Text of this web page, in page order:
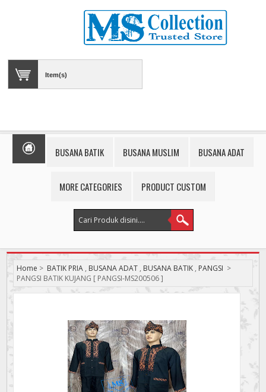
Item(s)
BUSANA BATIK BUSANA MUSLIM BUSANA ADAT
MORE CATEGORIES PRODUCT CUSTOM
Home > BATIK PRIA , BUSANA ADAT , BUSANA BATIK , PANGSI >
PANGSI BATIK KUJANG [ PANGSI-MS200506 ]